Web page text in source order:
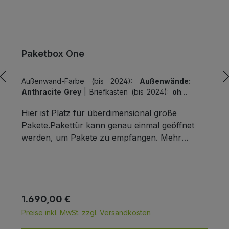
Paketbox One
Außenwand-Farbe (bis 2024): Außenwände:
Anthracite Grey
Briefkasten (bis 2024): ohne
Hintertür | Tiefe der Paketbox (bis 2024):
cm Außenmaß (Standard) | Tür-Farbe (bis
2024):Tür: Anthracite Grey
Hier ist Platz für überdimensional große
Pakete.Pakettür kann genau einmal geöffnet
werden, um Pakete zu empfangen. Mehr
Die Tür wird immer mit einem Halbzylinder
ausgestattet. Das heißt, Sie können den selben
Regulärer Preis:
1.690,00 €
Preise inkl. MwSt. zzgl. Versandkosten